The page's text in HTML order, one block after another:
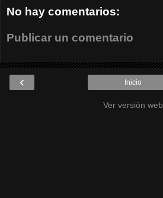
No hay comentarios:
Publicar un comentario
‹ Inicio
Ver versión web